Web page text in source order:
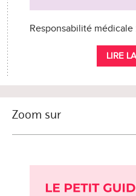
Responsabilité
LIRE
Zoom sur